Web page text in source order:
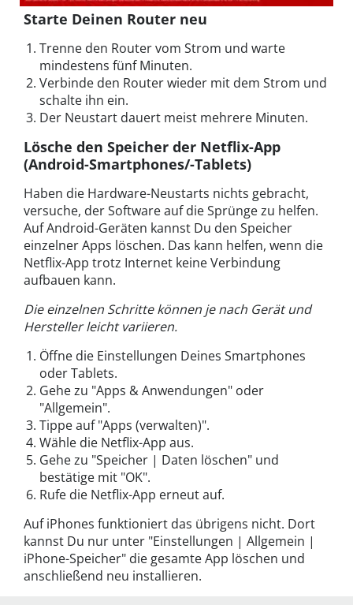
Starte Deinen Router neu
Trenne den Router vom Strom und warte
mindestens fünf Minuten.
Verbinde den Router wieder mit dem Strom und
schalte ihn ein.
Der Neustart dauert meist mehrere Minuten.
Lösche den Speicher der Netflix-App
(Android-Smartphones/-Tablets)
Haben die Hardware-Neustarts nichts gebracht,
versuche, der Software auf die Sprünge zu helfen.
Auf Android-Geräten kannst Du den Speicher
einzelner Apps löschen. Das kann helfen, wenn die
Netflix-App trotz Internet keine Verbindung
aufbauen kann.
Die einzelnen Schritte können je nach Gerät und
Hersteller leicht variieren.
Öffne die Einstellungen Deines Smartphones
oder Tablets.
Gehe zu "Apps & Anwendungen" oder
"Allgemein".
Tippe auf "Apps (verwalten)".
Wähle die Netflix-App aus.
Gehe zu "Speicher | Daten löschen" und
bestätige mit "OK".
Rufe die Netflix-App erneut auf.
Auf iPhones funktioniert das übrigens nicht. Dort
kannst Du nur unter "Einstellungen | Allgemein |
iPhone-Speicher" die gesamte App löschen und
anschließend neu installieren.